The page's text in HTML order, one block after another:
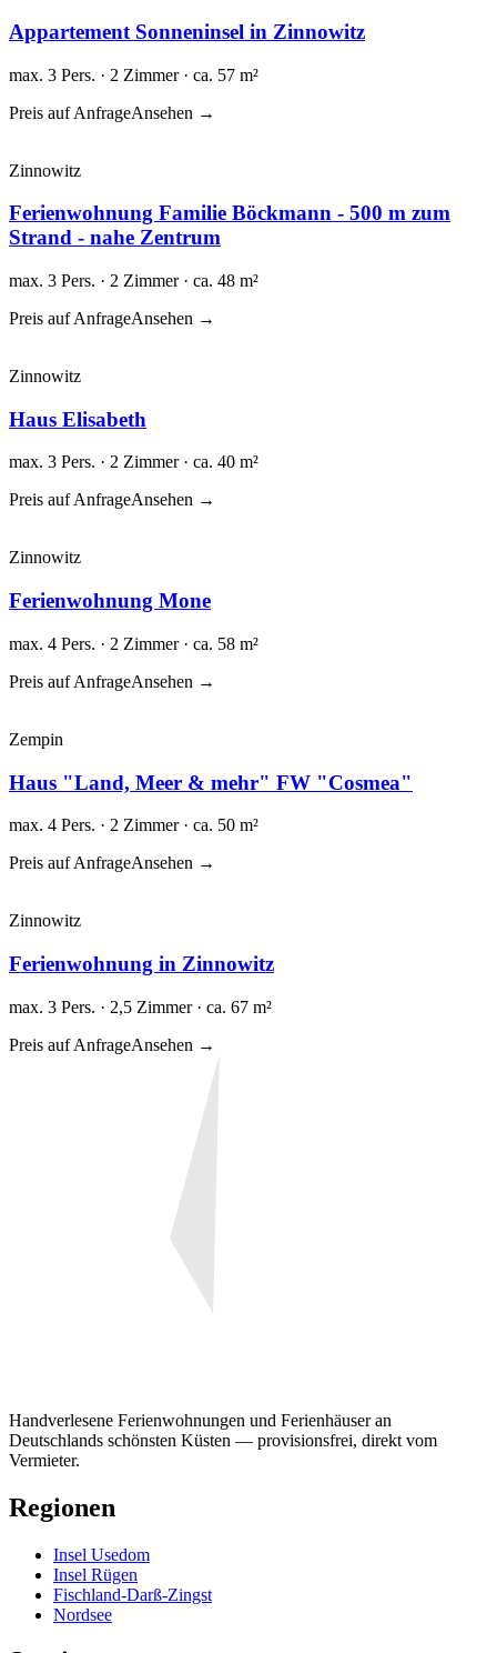
Appartement Sonneninsel in Zinnowitz
max. 3 Pers. · 2 Zimmer · ca. 57 m²
Preis auf AnfrageAnsehen →
Zinnowitz
Ferienwohnung Familie Böckmann - 500 m zum
Strand - nahe Zentrum
max. 3 Pers. · 2 Zimmer · ca. 48 m²
Preis auf AnfrageAnsehen →
Zinnowitz
Haus Elisabeth
max. 3 Pers. · 2 Zimmer · ca. 40 m²
Preis auf AnfrageAnsehen →
Zinnowitz
Ferienwohnung Mone
max. 4 Pers. · 2 Zimmer · ca. 58 m²
Preis auf AnfrageAnsehen →
Zempin
Haus "Land, Meer & mehr" FW "Cosmea"
max. 4 Pers. · 2 Zimmer · ca. 50 m²
Preis auf AnfrageAnsehen →
Zinnowitz
Ferienwohnung in Zinnowitz
max. 3 Pers. · 2,5 Zimmer · ca. 67 m²
Preis auf AnfrageAnsehen →
Handverlesene Ferienwohnungen und Ferienhäuser an
Deutschlands schönsten Küsten — provisionsfrei, direkt vom
Vermieter.
Regionen
Insel Usedom
Insel Rügen
Fischland-Darß-Zingst
Nordsee